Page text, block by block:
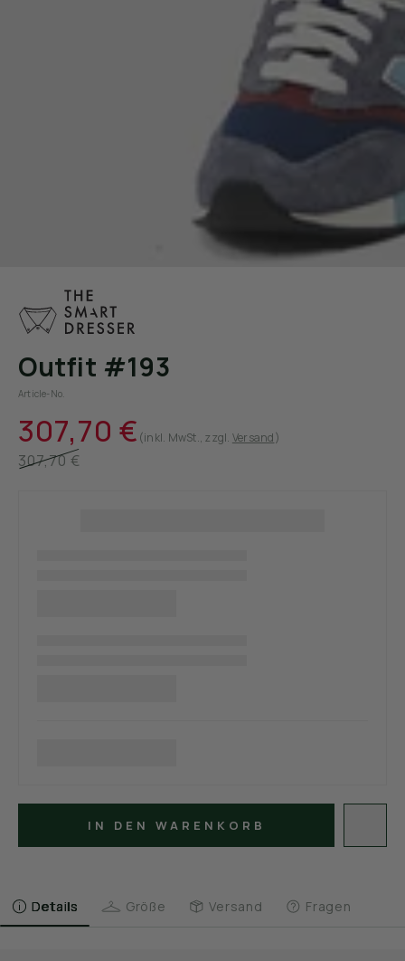
Outfit #193
Article-No.
307,70 € (inkl. MwSt., zzgl. Versand)
307,70 €
IN DEN WARENKORB
Details Größe Versand Fragen